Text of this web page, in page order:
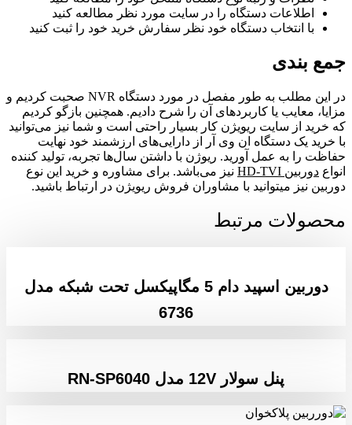
اطلاعات دستگاه را در سایت مورد نظر مطالعه کنید
با انتخاب دستگاه خود نظر سفارش خرید خود را ثبت کنید
جمع بندی
در این مطلب به طور مفصل در مورد دستگاه NVR صحبت کردیم و
مزایا، معایب یا کاربردهای آن را شرح دادیم. همچنین بازگو کردیم
که خرید از سایت ریویژن کار بسیار راحتی است و شما نیز می‌توانید
با خرید یک دستگاه ان وی آر از دارایی‌های ارزشمند خود نهایت
حفاظت را به عمل آورید. ریوژن با داشتن سال‌ها تجربه، تولید کننده
انواع دوربین HD-TVI
نیز می‌باشد. برای مشاوره و خرید این نوع
دوربین نیز میتوانید با مشاوران فروش ریویژن در ارتباط باشید.
محصولات مرتبط
دوربین اسپید دام 5 مگاپیکسل تحت شبکه مدل
6736
پنل سولار 12V مدل RN-SP6040